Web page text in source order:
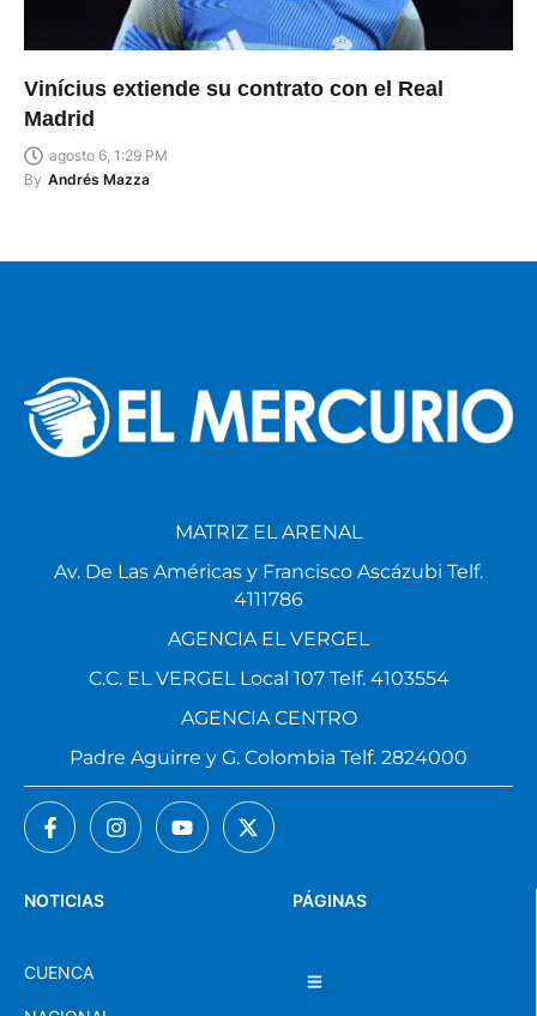
Vinícius extiende su contrato con el Real
Madrid
agosto 6, 1:29 PM
By Andrés Mazza
PÁGINAS
NOTICIAS
CUENCA
MATRIZ EL ARENAL
Av. De Las Américas y Francisco Ascázubi Telf.
4111786
AGENCIA EL VERGEL
C.C. EL VERGEL Local 107 Telf. 4103554
AGENCIA CENTRO
Padre Aguirre y G. Colombia Telf. 2824000